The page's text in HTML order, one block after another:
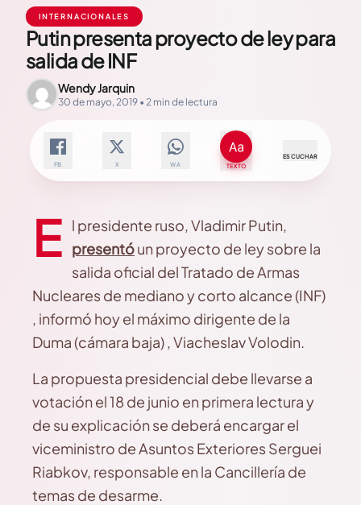
INTERNACIONALES
Putin presenta proyecto de ley para
salida de INF
Wendy Jarquin
30 de mayo, 2019 • 2 min de lectura
FB X WA TEXTO
ESCUCHAR
E l presidente ruso, Vladimir Putin,
presentóun proyecto de ley sobre la
salida oficial del Tratado de Armas
Nucleares de mediano y corto alcance (INF)
, informó hoy el máximo dirigente de la
Duma (cámara baja) , Viacheslav Volodin.
La propuesta presidencial debe llevarse a
votación el 18 de junio en primera lectura y
de su explicación se deberá encargar el
viceministro de Asuntos Exteriores Serguei
Riabkov, responsable en la Cancillería de
temas de desarme.